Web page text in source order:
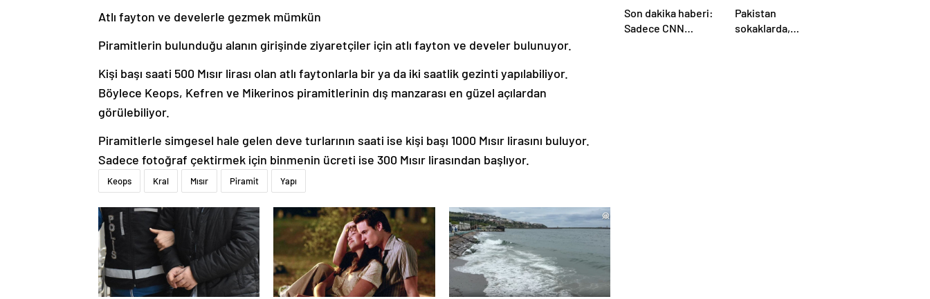
Atlı fayton ve develerle gezmek mümkün
Piramitlerin bulunduğu alanın girişinde ziyaretçiler için atlı fayton ve develer bulunuyor.
Kişi başı saati 500 Mısır lirası olan atlı faytonlarla bir ya da iki saatlik gezinti yapılabiliyor.
Böylece Keops, Kefren ve Mikerinos piramitlerinin dış manzarası en güzel açılardan
görülebiliyor.
Piramitlerle simgesel hale gelen deve turlarının saati ise kişi başı 1000 Mısır lirasını buluyor.
Sadece fotoğraf çektirmek için binmenin ücreti ise 300 Mısır lirasından başlıyor.
Keops Kral Mısır Piramit Yapı
Son dakika haberi:
Sadece CNN
Pakistan
sokaklarda,